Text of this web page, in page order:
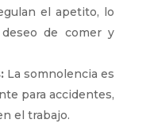
el apetito, lo
de comer y
La somnolencia es
para accidentes,
el trabajo.